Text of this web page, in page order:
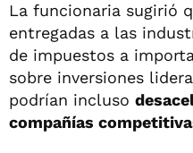
La funcionaria sugirió
entregadas a las
de impuestos a
sobre inversiones
podrían incluso
compañías